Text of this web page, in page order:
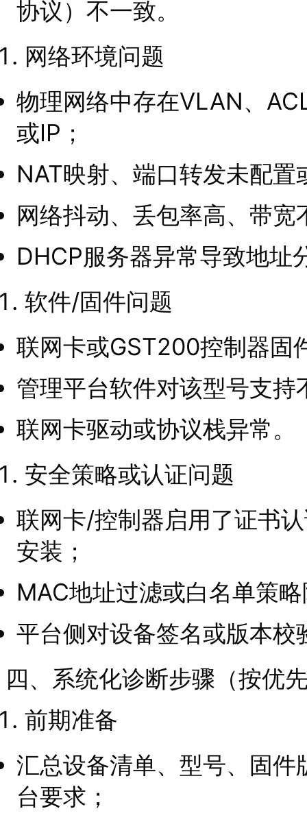
协议）不一致。
网络环境问题
物理网络中存在VLAN、
或IP；
NAT映射、端口转发未配置
网络抖动、丢包率高、带
DHCP服务器异常导致地址
软件/固件问题
联网卡或GST200控制器固
管理平台软件对该型号支
联网卡驱动或协议栈异常。
安全策略或认证问题
联网卡/控制器启用了证书
安装；
MAC地址过滤或白名单策
平台侧对设备签名或版本校
四、系统化诊断步骤（按优
前期准备
汇总设备清单、型号、固
台要求；